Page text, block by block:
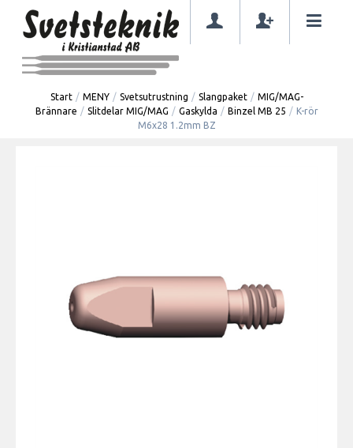
Start / MENY / Svetsutrustning / Slangpaket / MIG/MAG-
Brännare / Slitdelar MIG/MAG / Gaskylda / Binzel MB 25 / K-rör
M6x28 1.2mm BZ